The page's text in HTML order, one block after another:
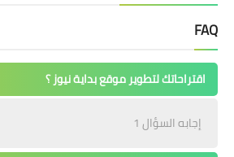
FAQ
اقتراحاتك لتطوير موقع بداية نيوز ؟
إجابه السؤال 1